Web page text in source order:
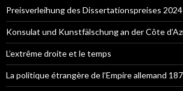
h
e
r
:
Preisverleihung des Dissertationspreises
Konsulat und Kunstfälschung an der Côte
L’extrême droite et le temps
La politique étrangère de l’Empire allemand